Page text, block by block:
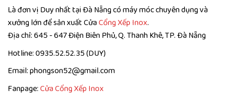
Là đơn vị Duy nhất tại Đà Nẵng có máy móc chuyên dụng và
xưởng lớn để sản xuất CửaCổng Xếp Inox.
Địa chỉ: 645 - 647 Điện Biên Phủ, Q. Thanh Khê, TP. Đà Nẵng
Hotline: 0935.52.52.35 (DUY)
Email: phongson52@gmail.com
Fanpage:Cửa Cổng Xếp Inox